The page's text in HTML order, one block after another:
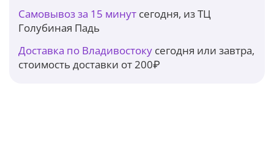
Самовывоз за 15 минут сегодня, из ТЦ
Голубиная Падь
Доставка по Владивостоку сегодня или завтра,
стоимость доставки от 200₽